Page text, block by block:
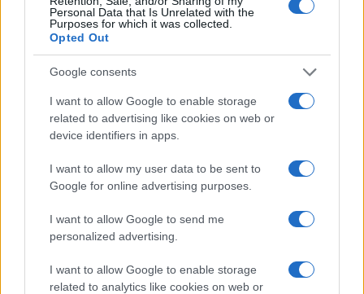
Personal Data that Is Unrelated with the
Purposes for which it was collected.
Opted Out
Google consents
I want to allow Google to enable storage
related to advertising like cookies on web or
device identifiers in apps.
I want to allow my user data to be sent to
Google for online advertising purposes.
I want to allow Google to send me
personalized advertising.
I want to allow Google to enable storage
related to analytics like cookies on web or
Victoria Federica ha logrado convertirse en el personaje…
GENTE